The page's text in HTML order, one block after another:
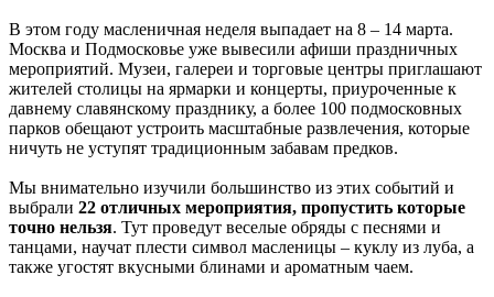
В этом году масленичная неделя выпадает на 8 – 14 марта.
Москва и Подмосковье уже вывесили афиши праздничных
мероприятий. Музеи, галереи и торговые центры приглашают
жителей столицы на ярмарки и концерты, приуроченные к
давнему славянскому празднику, а более 100 подмосковных
парков обещают устроить масштабные развлечения, которые
ничуть не уступят традиционным забавам предков.
Мы внимательно изучили большинство из этих событий и
выбрали 22 отличных мероприятия, пропустить которые
точно нельзя. Тут проведут веселые обряды с песнями и
танцами, научат плести символ масленицы – куклу из луба, а
также угостят вкусными блинами и ароматным чаем.